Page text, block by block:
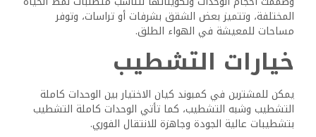
كما أن ملاعب رياضية متعددة تستوعب مختلف الأنشطة، مثل
وجود التنس وكرة السلة وكرة القدم، وتشجع هذه المساحات
المتنوعة النشاط البدني والمنافسة الودية بين أفراد المجتمع.
وبالنسبة لعشاق الجولف، توفر ملاعب الجولف القريبة فرصًا
والجيران.